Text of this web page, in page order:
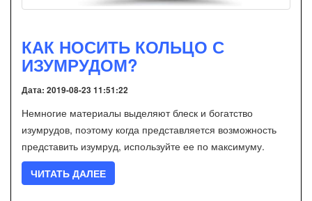
КАК НОСИТЬ КОЛЬЦО С
ИЗУМРУДОМ?
Дата: 2019-08-23 11:51:22
Немногие материалы выделяют блеск и богатство
изумрудов, поэтому когда представляется возможность
представить изумруд, используйте ее по максимуму.
ЧИТАТЬ ДАЛЕЕ